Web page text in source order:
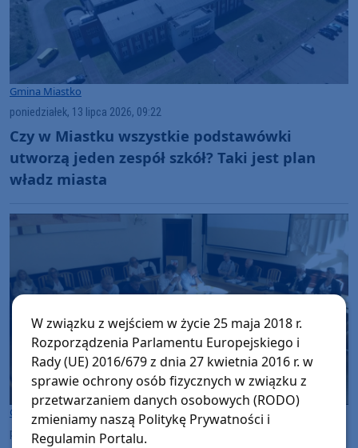
Gmina Miastko
poniedziałek, 13 lipca 2026, 09:22
Czy w Miastku wszystkie podstawówki
utworzą jeden zespół szkół? Taki jest plan
władz miasta
Gmina Miastko
piątek, 10 lipca 2026, 06:51
W związku z wejściem w życie 25 maja 2018 r.
Rozporządzenia Parlamentu Europejskiego i
Rady (UE) 2016/679 z dnia 27 kwietnia 2016 r. w
sprawie ochrony osób fizycznych w związku z
przetwarzaniem danych osobowych (RODO)
zmieniamy naszą Politykę Prywatności i
Regulamin Portalu.